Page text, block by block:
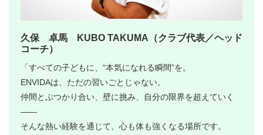
久保 卓馬 KUBO TAKUMA（クラブ代表／ヘッド
コーチ）
「すべての子どもに、“本気になれる瞬間”を。
ENVIDAは、ただの習いごとじゃない。
仲間とぶつかり合い、壁に挑み、自分の限界を超えていく
――
そんな熱い経験を通じて、心も体も強くなる場所です。